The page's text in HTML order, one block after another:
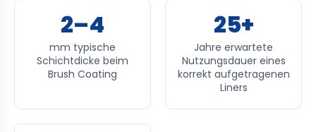
2–4
mm typische
Schichtdicke beim
Brush Coating
25+
Jahre erwartete
Nutzungsdauer eines
korrekt aufgetragenen
Liners